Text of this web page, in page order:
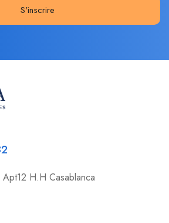
S'inscrire
H.H Casablanca